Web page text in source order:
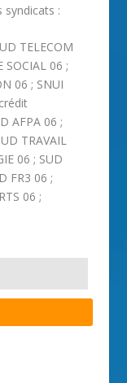
syndicats :
TELECOM
SOCIAL 06 ;
06 ; SNUI
AFPA 06 ;
TRAVAIL
06 ; SUD
FR3 06 ;
06 ;